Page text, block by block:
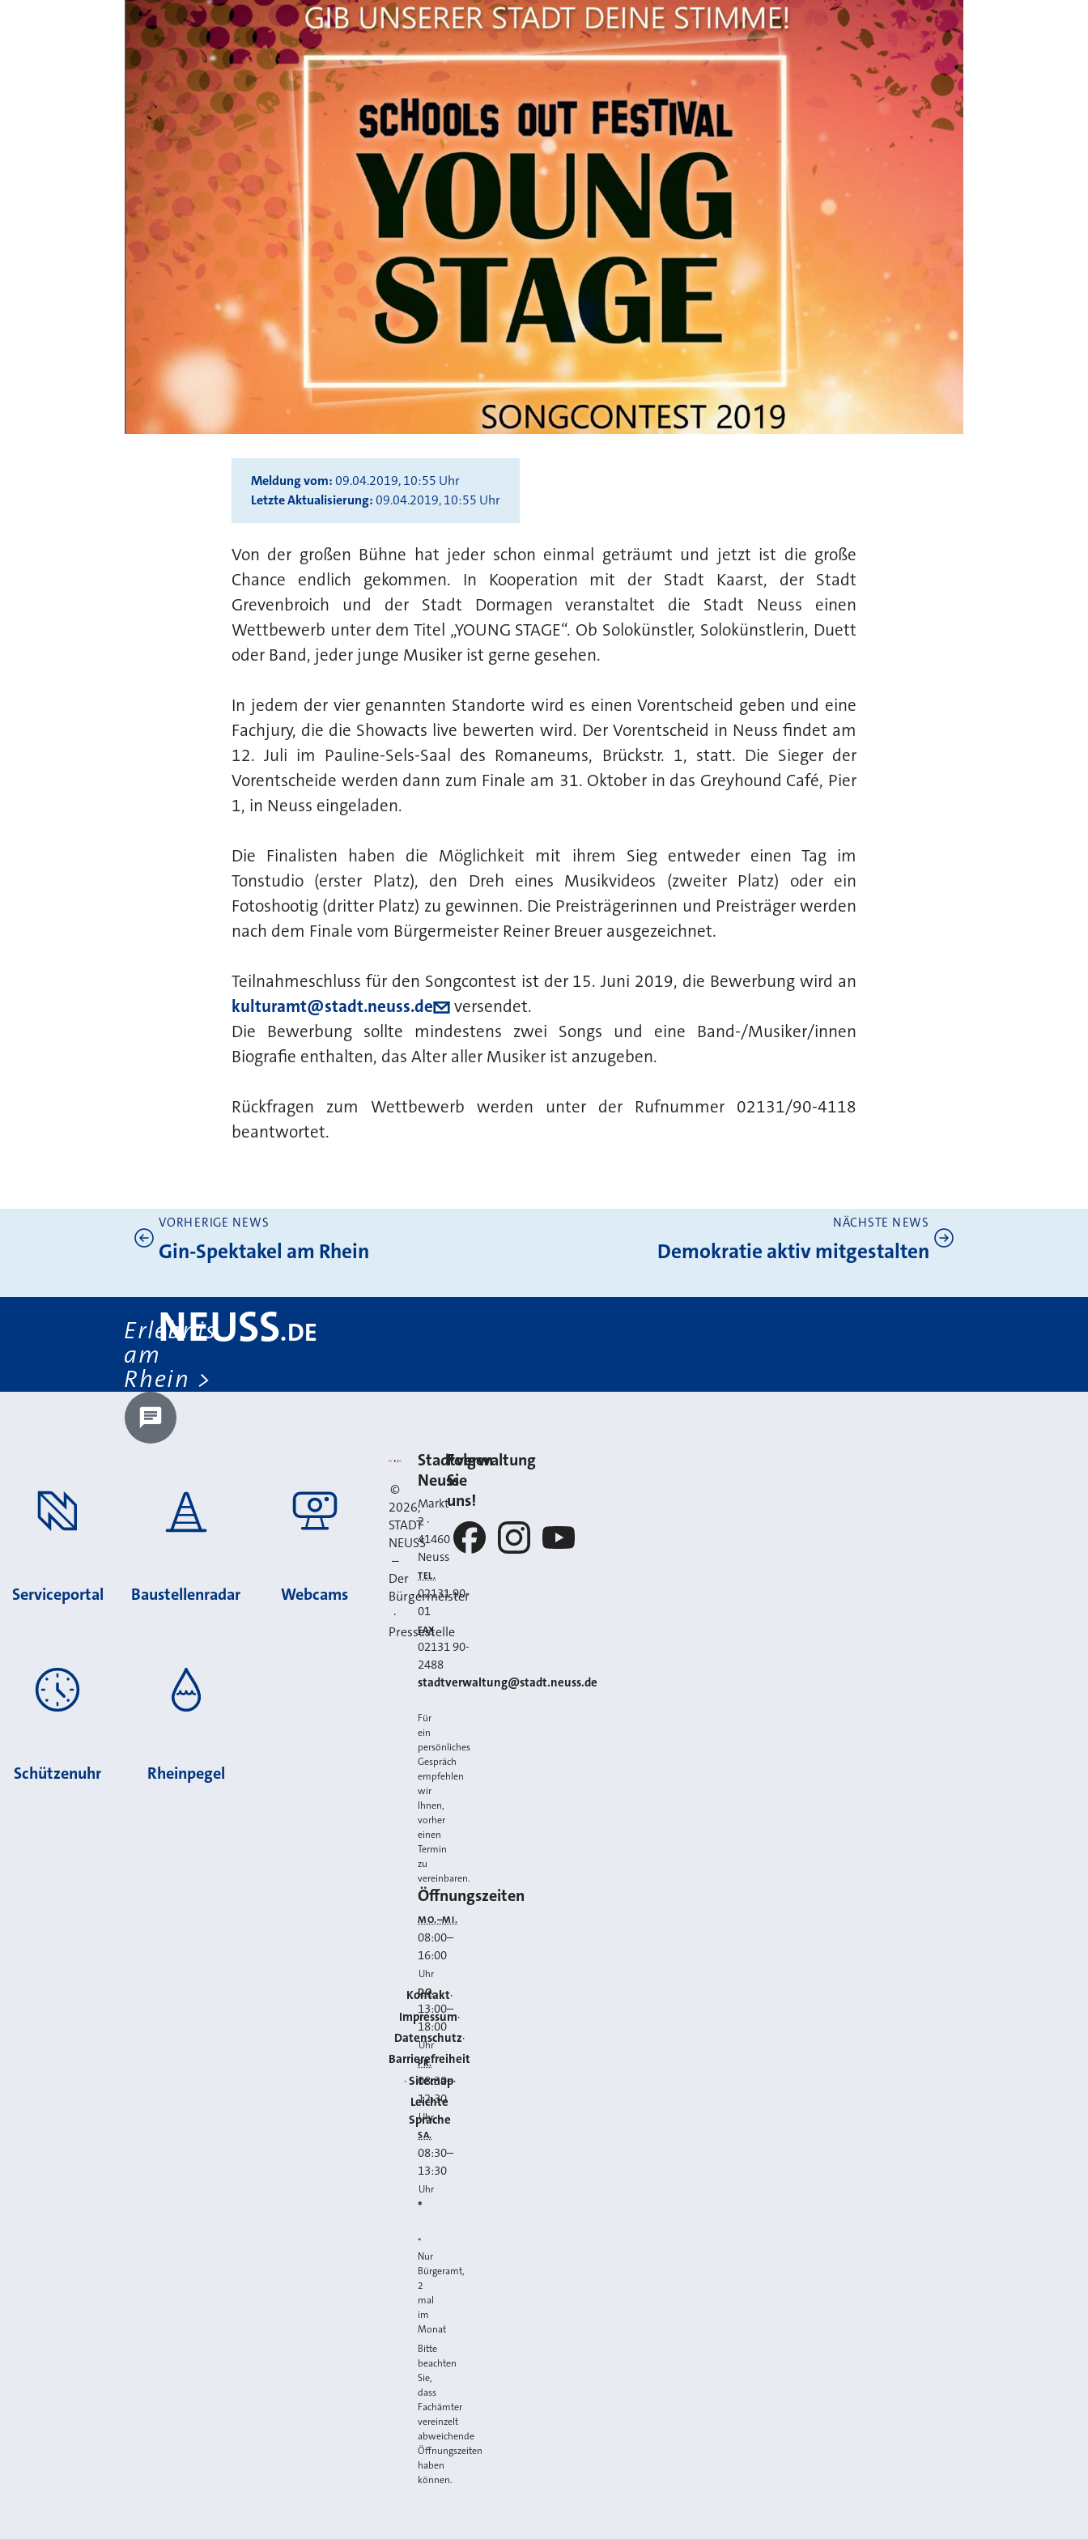
Meldung vom 09.04.2019, 10:55 Uhr
Letzte Aktualisierung 09.04.2019, 10:55 Uhr
Von der großen Bühne hat jeder schon einmal geträumt und jetzt ist die große
Chance endlich gekommen. In Kooperation mit der Stadt Kaarst, der Stadt
Grevenbroich und der Stadt Dormagen veranstaltet die Stadt Neuss einen
Wettbewerb unter dem Titel „YOUNG STAGE“. Ob Solokünstler, Solokünstlerin, Duett
oder Band, jeder junge Musiker ist gerne gesehen.
In jedem der vier genannten Standorte wird es einen Vorentscheid geben und eine
Fachjury, die die Showacts live bewerten wird. Der Vorentscheid in Neuss findet am
12. Juli im Pauline-Sels-Saal des Romaneums, Brückstr. 1, statt. Die Sieger der
Vorentscheide werden dann zum Finale am 31. Oktober in das Greyhound Café, Pier
1, in Neuss eingeladen.
Die Finalisten haben die Möglichkeit mit ihrem Sieg entweder einen Tag im
Tonstudio (erster Platz), den Dreh eines Musikvideos (zweiter Platz) oder ein
Fotoshootig (dritter Platz) zu gewinnen. Die Preisträgerinnen und Preisträger werden
nach dem Finale vom Bürgermeister Reiner Breuer ausgezeichnet.
Teilnahmeschluss für den Songcontest ist der 15. Juni 2019, die Bewerbung wird an
kulturamt@stadt.neuss.de
versendet.
Die Bewerbung sollte mindestens zwei Songs und eine Band-/Musiker/innen
Biografie enthalten, das Alter aller Musiker ist anzugeben.
Rückfragen zum Wettbewerb werden unter der Rufnummer 02131/90-4118
beantwortet.
Weitere News
VORHERIGE NEWS
Gin-Spektakel am Rhein
NÄCHSTE NEWS
Demokratie aktiv mitgestalten
Erlebnis
am
Rhein
NEUSS.DE
Chatbot laden?
Serviceportal Baustellenradar Webcams
Schützenuhr Rheinpegel
Stadt Neuss
©
2026,
STADT
NEUSS
–
Der
Bürgermeister
·
Pressestelle
Kontakt
Impressum
Datenschutz
Barrierefreiheit
Sitemap
Leichte
Sprache
Kontakt
Stadtverwaltung
Neuss
Markt
2 ·
41460
Neuss
TEL.
02131 90-
01
FAX
02131 90-
2488
E-MAIL
stadtverwaltung@stadt.neuss.de
Für
ein
persönliches
Gespräch
empfehlen
wir
Ihnen,
vorher
einen
Termin
zu
vereinbaren.
Öffnungszeiten
MO.–MI.
08:00–
16:00
Uhr
DO.
13:00–
18:00
Uhr
FR.
08:30–
12:30
Uhr
SA.
08:30–
13:30
Uhr
*
*
Nur
Bürgeramt,
2
mal
im
Monat
Bitte
beachten
Sie,
dass
Fachämter
vereinzelt
abweichende
Öffnungszeiten
haben
können.
Folgen
Sie
uns!